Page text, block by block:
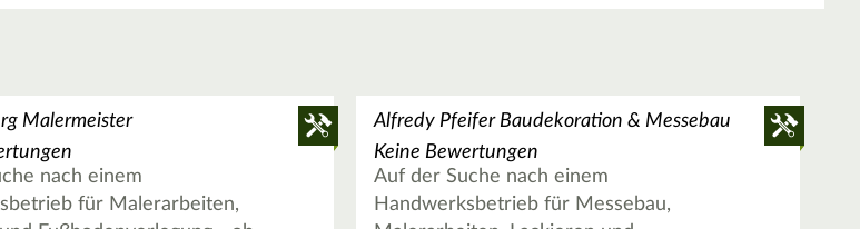
Malermeister
nach einem
für Malerarbeiten,
Alfredy Pfeifer Baudekoration & Messebau
Keine Bewertungen
Auf der Suche nach einem
Handwerksbetrieb für Messebau,